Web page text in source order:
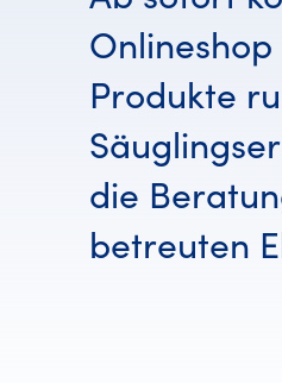
Produkte
die
betreuten